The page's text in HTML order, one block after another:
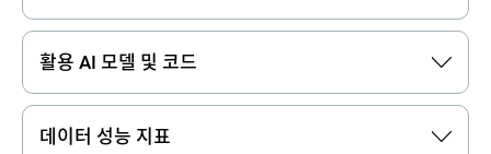
활용 AI 모델 및 코드
데이터 성능 지표